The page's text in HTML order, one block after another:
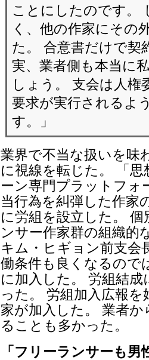
ことにしたのです。
く、他の作家にその
た。 合意書だけで契
実、業者側も本当に
しょう。 支会は人権
要求が実行されるよ
す。」
業界で不当な扱いを味
に視線を転じた。 「
ーン専門プラットフォ
当行為を糾弾した作家
に労組を設立した。
ンサー作家群の組織的
キム・ヒギョン前支会
働条件も良くなるので
に加入した。 労組結
った。 労組加入広報
家が加入した。 業者
ることも多かった。
「フリーランサーも